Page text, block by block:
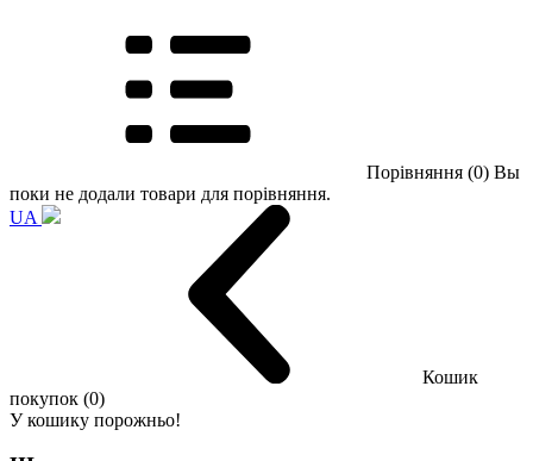
Порівняння (0) Вы
поки не додали товари для порівняння.
UA
Кошик
покупок (0)
У кошику порожньо!